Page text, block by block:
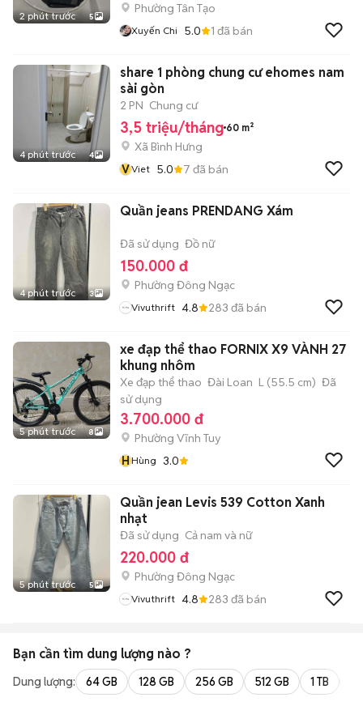
2 phút trước 5
Phường Tân Tạo
Xuyến Chi 5.0 1 đã bán
4 phút trước 4
share 1 phòng chung cư ehomes nam
sài gòn
2 PN Chung cư
3,5 triệu/tháng 60 m²
Xã Bình Hưng
VViet 5.0 7 đã bán
4 phút trước 3
Quần jeans PRENDANG Xám
Đã sử dụng Đồ nữ
150.000 đ
Phường Đông Ngạc
Vivuthrift 4.8 283 đã bán
5 phút trước 8
xe đạp thể thao FORNIX X9 VÀNH 27
khung nhôm
Xe đạp thể thao Đài Loan L (55.5 cm) Đã
sử dụng
3.700.000 đ
Phường Vĩnh Tuy
HHùng 3.0
5 phút trước 5
Quần jean Levis 539 Cotton Xanh
nhạt
Đã sử dụng Cả nam và nữ
220.000 đ
Phường Đông Ngạc
Vivuthrift 4.8 283 đã bán
Bạn cần tìm dung lượng nào ?
Dung lượng: 64 GB 128 GB 256 GB 512 GB 1 TB